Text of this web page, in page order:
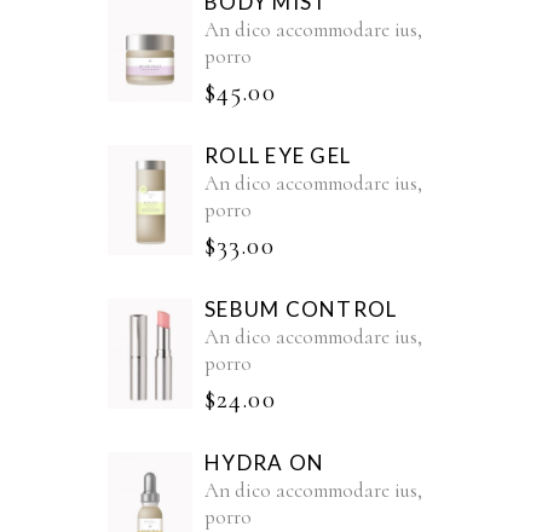
An dico accommodare ius,
porro
$45.00
ROLL EYE GEL
An dico accommodare ius,
porro
$33.00
SEBUM CONTROL
An dico accommodare ius,
porro
$24.00
HYDRA ON
An dico accommodare ius,
porro